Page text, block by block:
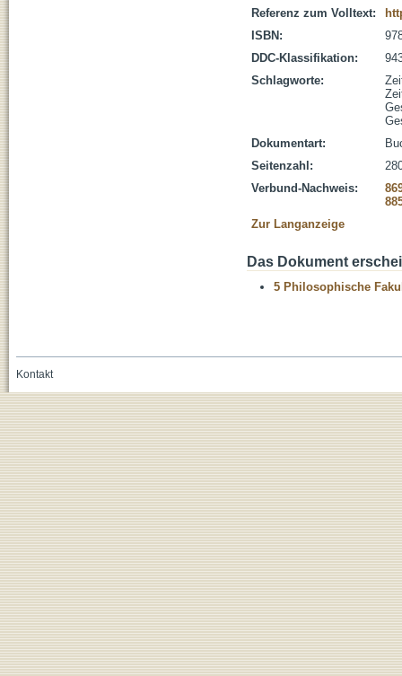
Referenz zum Volltext:
ISBN:
DDC-Klassifikation:
Schlagworte:
Dokumentart:
Seitenzahl:
Verbund-Nachweis:
Zur Langanzeige
Das Dokument
5 Philosophische
Kontakt